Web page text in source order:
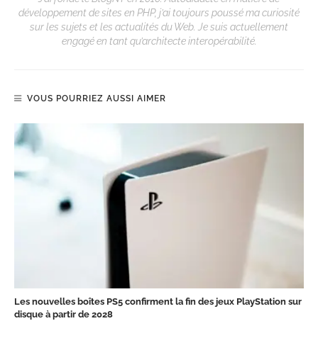
développement de sites en PHP, j’ai toujours poussé ma curiosité
sur les sujets et les actualités du Web. Je suis actuellement
engagé en tant qu’architecte interopérabilité.
VOUS POURRIEZ AUSSI AIMER
Les nouvelles boîtes PS5 confirment la fin des jeux PlayStation sur
disque à partir de 2028